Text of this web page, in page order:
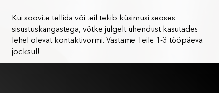
Kui soovite tellida või teil tekib küsimusi seoses
sisustuskangastega, võtke julgelt ühendust kasutades
lehel olevat kontaktivormi. Vastame Teile 1-3 tööpäeva
jooksul!